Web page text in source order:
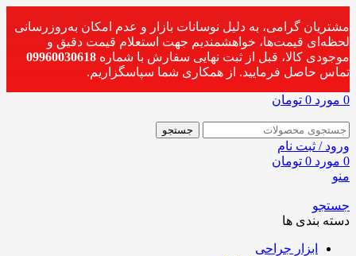
مشتریان گرامی، به دلیل نوسانات بازار و عدم امکان به‌روزرسانی
لحظه‌ای قیمت‌ها، خواهشمندیم جهت استعلام قیمت دقیق و
موجودی کالا، قبل از ثبت نهایی سفارش با شماره 09960030618
تماس حاصل فرمایید. از همکاری شما سپاسگزاریم.
0 مورد 0 تومان
جستجو
ورود / ثبت نام
0 مورد 0 تومان
منو
جستجو
دسته بندی ها
ابزار جراحی